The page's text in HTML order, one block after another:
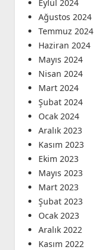
Eylül 2024
Ağustos 2024
Temmuz 2024
Haziran 2024
Mayıs 2024
Nisan 2024
Mart 2024
Şubat 2024
Ocak 2024
Aralık 2023
Kasım 2023
Ekim 2023
Mayıs 2023
Mart 2023
Şubat 2023
Ocak 2023
Aralık 2022
Kasım 2022